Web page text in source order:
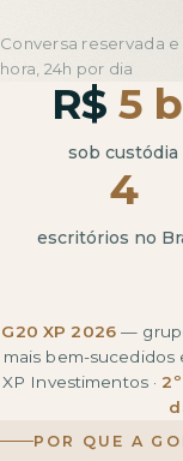
Conversa reservada
hora, 24h por dia
R$ 5
sob custódia
4
escritórios no
G20 XP 2026—
mais bem-sucedidos
XP Investimentos ·
POR QUE A